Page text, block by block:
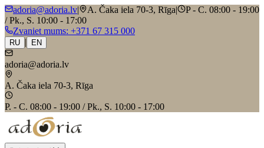
adoria@adoria.lv| A. Čaka iela 70-3, Rīga|
P - C. 08:00 - 19:00
/ Pk., S. 10:00 - 17:00
Zvaniet mums: +371 67 315 000
RU | EN
adoria@adoria.lv
A. Čaka iela 70-3, Rīga
P. - C. 08:00 - 19:00 / Pk., S. 10:00 - 17:00